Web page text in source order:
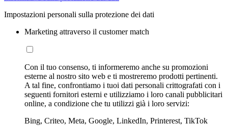
Impostazioni personali sulla protezione dei dati
Marketing attraverso il customer match
Con il tuo consenso, ti informeremo anche su promozioni
esterne al nostro sito web e ti mostreremo prodotti pertinenti.
A tal fine, confrontiamo i tuoi dati personali crittografati con i
seguenti fornitori esterni e utilizziamo i loro canali pubblicitari
online, a condizione che tu utilizzi già i loro servizi:
Bing, Criteo, Meta, Google, LinkedIn, Printerest, TikTok